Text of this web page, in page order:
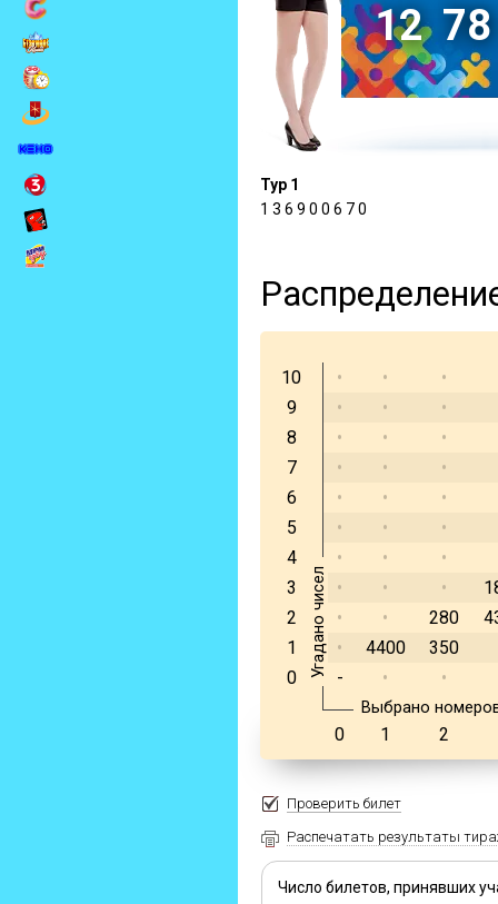
12 78
Тур 1
1 3 6 9 0 0 6 7 0
10 • •
•
9
• •
•
8
• •
•
7
• •
•
6
• •
•
5
• •
•
4
• •
•
3
• • •
2
• • 280
1
• 4400 350
Угадано чисел
0 - • •
Выбрано
0 1 2
Проверить билет
Распечатать результаты
Число билетов, принявших